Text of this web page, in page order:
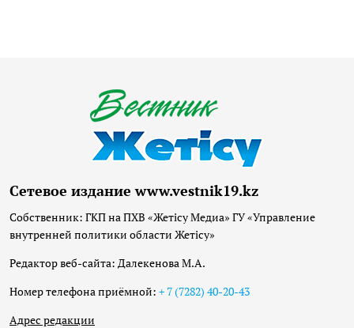
Сетевое издание www.vestnik19.kz
Собственник: ГКП на ПХВ «Жетісу Медиа» ГУ «Управление
внутренней политики области Жетісу»
Редактор веб-сайта: Далекенова М.А.
Номер телефона приёмной: + 7 (7282) 40-20-43
Адрес редакции